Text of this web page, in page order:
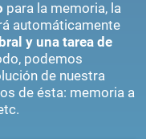
para la memoria, la
automáticamente
y una tarea de
podemos
de nuestra
de ésta: memoria a